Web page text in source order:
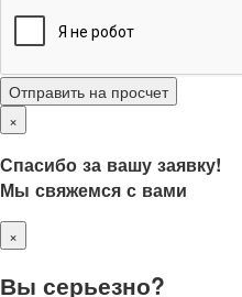
Отправить на просчет
×
Спасибо за вашу заявку!
Мы свяжемся с вами
×
Вы серьезно?